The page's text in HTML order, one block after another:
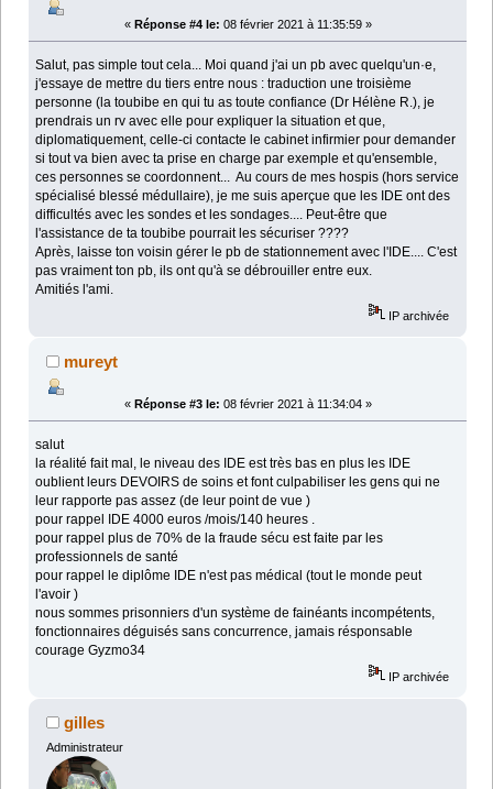
« Réponse #4 le: 08 février 2021 à 11:35:59 »
Salut, pas simple tout cela... Moi quand j'ai un pb avec quelqu'un·e,
j'essaye de mettre du tiers entre nous : traduction une troisième
personne (la toubibe en qui tu as toute confiance (Dr Hélène R.), je
prendrais un rv avec elle pour expliquer la situation et que,
diplomatiquement, celle-ci contacte le cabinet infirmier pour demander
si tout va bien avec ta prise en charge par exemple et qu'ensemble,
ces personnes se coordonnent... Au cours de mes hospis (hors service
spécialisé blessé médullaire), je me suis aperçue que les IDE ont des
difficultés avec les sondes et les sondages.... Peut-être que
l'assistance de ta toubibe pourrait les sécuriser ????
Après, laisse ton voisin gérer le pb de stationnement avec l'IDE.... C'est
pas vraiment ton pb, ils ont qu'à se débrouiller entre eux.
Amitiés l'ami.
IP archivée
mureyt
« Réponse #3 le: 08 février 2021 à 11:34:04 »
salut
la réalité fait mal, le niveau des IDE est très bas en plus les IDE
oublient leurs DEVOIRS de soins et font culpabiliser les gens qui ne
leur rapporte pas assez (de leur point de vue )
pour rappel IDE 4000 euros /mois/140 heures .
pour rappel plus de 70% de la fraude sécu est faite par les
professionnels de santé
pour rappel le diplôme IDE n'est pas médical (tout le monde peut
l'avoir )
nous sommes prisonniers d'un système de fainéants incompétents,
fonctionnaires déguisés sans concurrence, jamais résponsable
courage Gyzmo34
IP archivée
gilles
Administrateur